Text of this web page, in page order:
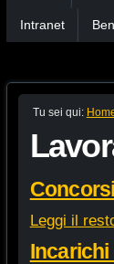
Intranet
Tu sei qui:
Leggi il